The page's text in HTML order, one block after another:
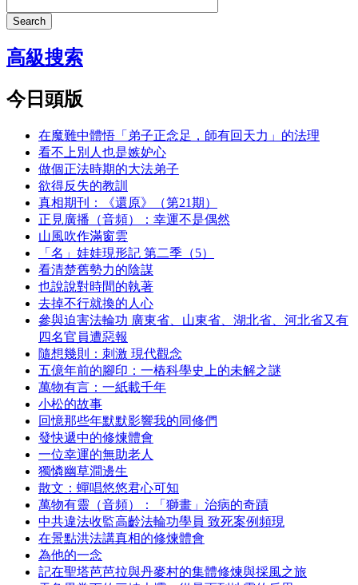
Search
高級搜索
今日頭版
在魔難中體悟「弟子正念足，師有回天力」的法理
看不上別人也是嫉妒心
做個正法時期的大法弟子
欲得反失的教訓
真相期刊：《還原》（第21期）
正見廣播（音頻）：幸運不是偶然
山風吹作滿窗雲
「名」娃娃現形記 第二季（5）
看清楚舊勢力的陰謀
也說說對時間的執著
去掉不行就換的人心
參與迫害法輪功 廣東省、山東省、湖北省、河北省又有
四名官員遭惡報
隨想幾則：刺激 現代觀念
五億年前的腳印：一樁科學史上的未解之謎
萬物有言：一紙載千年
小松的故事
回憶那些年默默影響我的同修們
發快遞中的修煉體會
一位幸運的無助老人
獨憐幽草澗邊生
散文：蟬唱悠悠君心可知
萬物有靈（音頻）：「獅畫」治病的奇蹟
中共違法收監高齡法輪功學員 致死案例頻現
在景點洪法講真相的修煉體會
為他的一念
記在聖塔芭芭拉與丹麥村的集體修煉與採風之旅